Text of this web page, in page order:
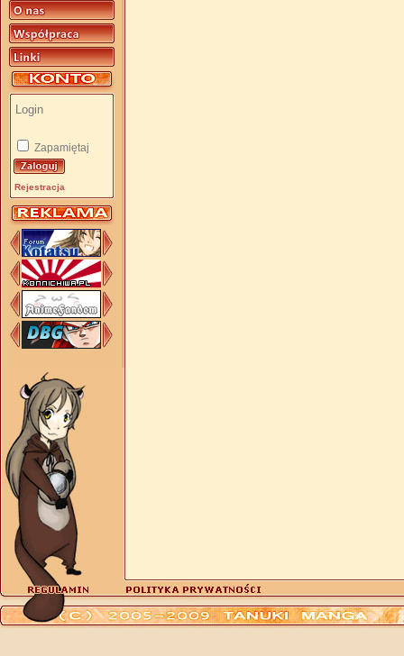
Zapamiętaj
Rejestracja